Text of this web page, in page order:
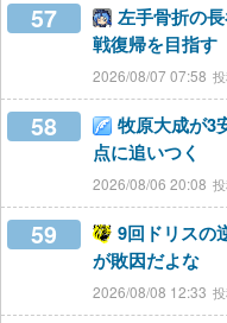
57
左手骨折の
戦復帰を目指す
2026/08/07 07:58
58
牧原大成が3
点に追いつく
2026/08/06 20:08
59
9回ドリスの
が敗因だよな
2026/08/08 12:33